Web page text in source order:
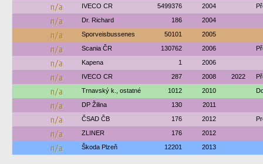
n/a IVECO CR 5499376 2004
n/a Dr. Richard 186 2004
n/a Sporveisbussenes 50101 2005
n/a Scania ČR 130762 2006
n/a Kapena 1 2006
n/a IVECO CR 287 2008 2022
n/a Trnavský k., ostatné 1012 2010
n/a DP Žilina 130 2011
n/a ČSAD ČB 176 2012
n/a ZLINER 176 2012
n/a Škoda Plzeň 12201 2013